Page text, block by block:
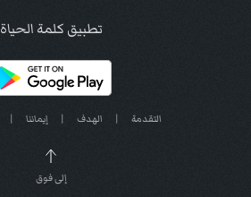
تطبيق كلمة الحياة
التقدمة | الهدف | إيماننا |
إلى فوق